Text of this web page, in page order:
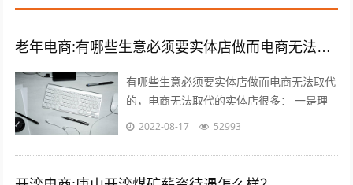
老年电商:有哪些生意必须要实体店做而电商无法取代的，或者投资小上手快适合中老年的？
有哪些生意必须要实体店做而电商无法取代
的，电商无法取代的实体店很多： 一是理
发店，理发是日常生活必需的服务，电商无
2022-08-17 52993